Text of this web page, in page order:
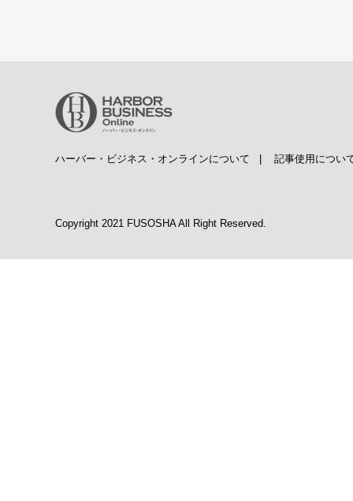
ハーバー・ビジネス・オンラインについて 記事使用につい
Copyright 2021 FUSOSHA All Right Reserved.